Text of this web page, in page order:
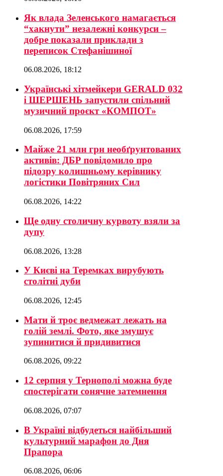
Як влада Зеленського намагається
“хакнути” незалежні конкурси –
добре показали приклади з
переписок Стефанішиної
06.08.2026, 18:12
Українські хітмейкери GERALD 032
і ШЕРШЕНЬ запустили спільний
музичний проєкт «КОМПОТ»
06.08.2026, 17:59
Майже 21 млн грн необґрунтованих
активів: ДБР повідомило про
підозру колишньому керівнику
логістики Повітряних Сил
06.08.2026, 14:22
Ще одну столичну курвоту взяли за
дупу
06.08.2026, 13:28
У Києві на Теремках вирубують
столітні дуби
06.08.2026, 12:45
Мати й троє ведмежат лежать на
голій землі. Фото, яке змушує
зупинитися й придивитися
06.08.2026, 09:22
12 серпня у Тернополі можна буде
спостерігати сонячне затемнення
06.08.2026, 07:07
В Україні відбудеться найбільший
культурний марафон до Дня
Прапора
06.08.2026, 06:06